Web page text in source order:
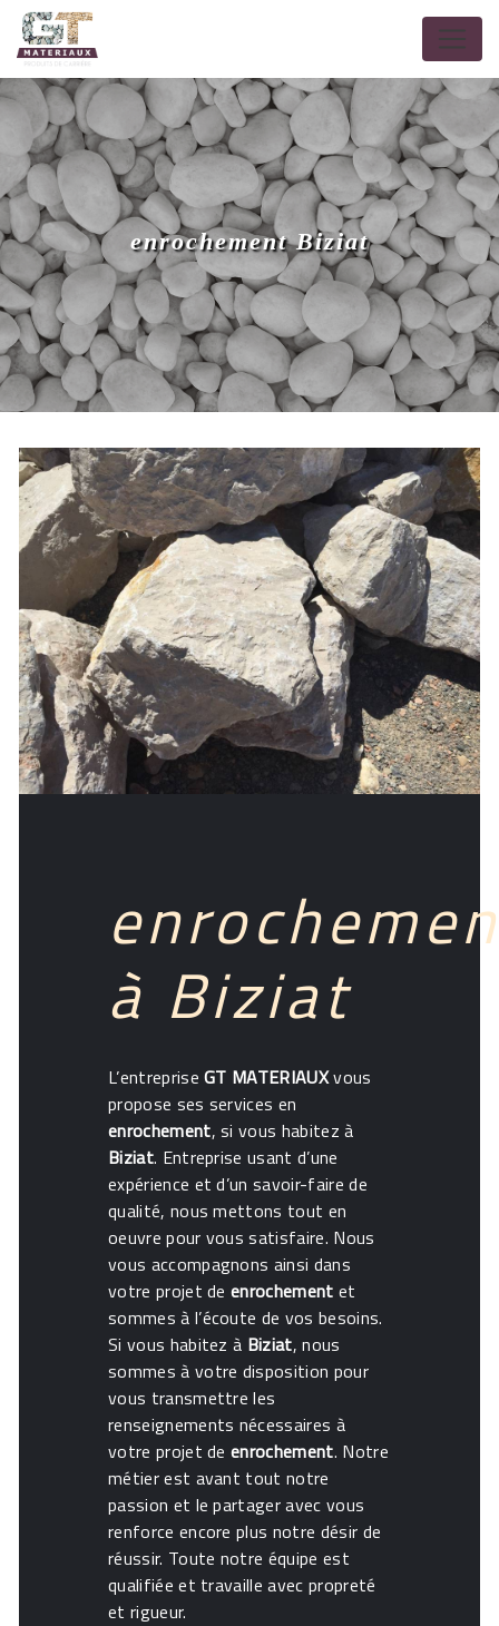
Panneau de gestion des cookies
enrochement Biziat
à Biziat
L’entrepriseGT MATERIAUXvous
propose ses services en
enrochement, si vous habitez à
Biziat. Entreprise usant d’une
expérience et d’un savoir-faire de
qualité, nous mettons tout en
oeuvre pour vous satisfaire. Nous
vous accompagnons ainsi dans
votre projet deenrochement et
sommes à l’écoute de vos besoins.
Si vous habitez à Biziat, nous
sommes à votre disposition pour
vous transmettre les
renseignements nécessaires à
votre projet deenrochement. Notre
métier est avant tout notre
passion et le partager avec vous
renforce encore plus notre désir de
réussir. Toute notre équipe est
qualifiée et travaille avec propreté
et rigueur.